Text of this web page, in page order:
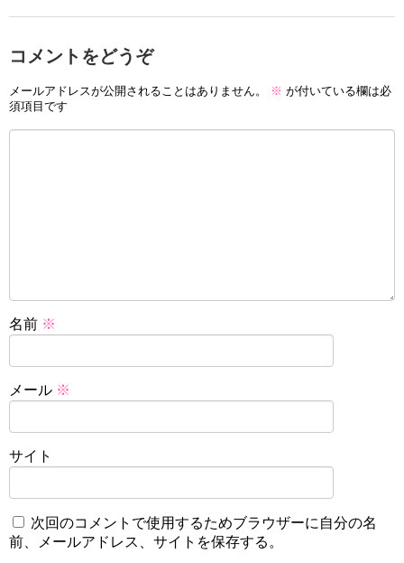
コメントをどうぞ
メールアドレスが公開されることはありません。 ※ が付いている欄は必
須項目です
名前 ※
メール ※
サイト
次回のコメントで使用するためブラウザーに自分の名
前、メールアドレス、サイトを保存する。